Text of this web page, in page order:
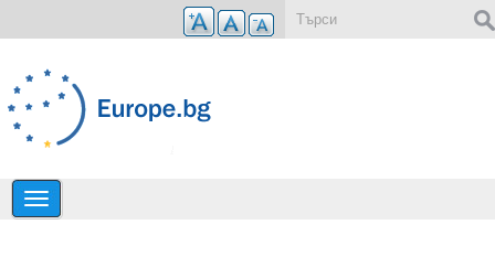
Премини към основното съдържание